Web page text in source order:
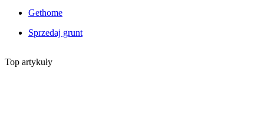
Gethome
Sprzedaj grunt
Top artykuły